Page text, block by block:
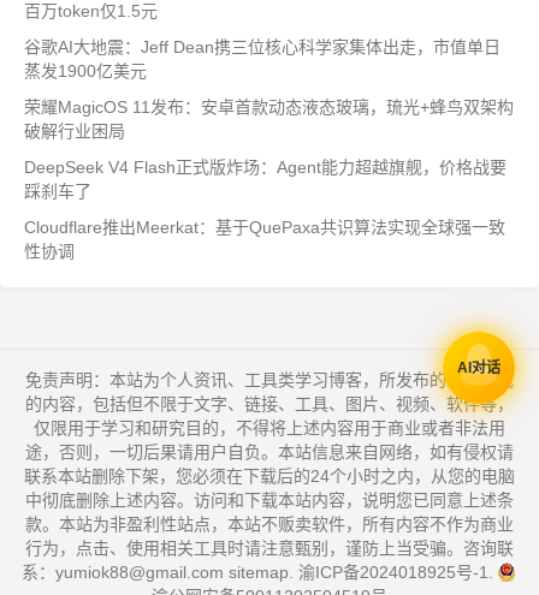
百万token仅1.5元
谷歌AI大地震：Jeff Dean携三位核心科学家集体出走，市值单日
蒸发1900亿美元
荣耀MagicOS 11发布：安卓首款动态液态玻璃，琉光+蜂鸟双架构
破解行业困局
DeepSeek V4 Flash正式版炸场：Agent能力超越旗舰，价格战要
踩刹车了
Cloudflare推出Meerkat：基于QuePaxa共识算法实现全球强一致
性协调
免责声明：本站为个人资讯、工具类学习博客，所发布的一切形式
的内容，包括但不限于文字、链接、工具、图片、视频、软件等，
仅限用于学习和研究目的，不得将上述内容用于商业或者非法用
途，否则，一切后果请用户自负。本站信息来自网络，如有侵权请
联系本站删除下架，您必须在下载后的24个小时之内，从您的电脑
中彻底删除上述内容。访问和下载本站内容，说明您已同意上述条
款。本站为非盈利性站点，本站不贩卖软件，所有内容不作为商业
行为，点击、使用相关工具时请注意甄别，谨防上当受骗。咨询联
系：yumiok88@gmail.com sitemap 渝ICP备2024018925号-1
AI对话